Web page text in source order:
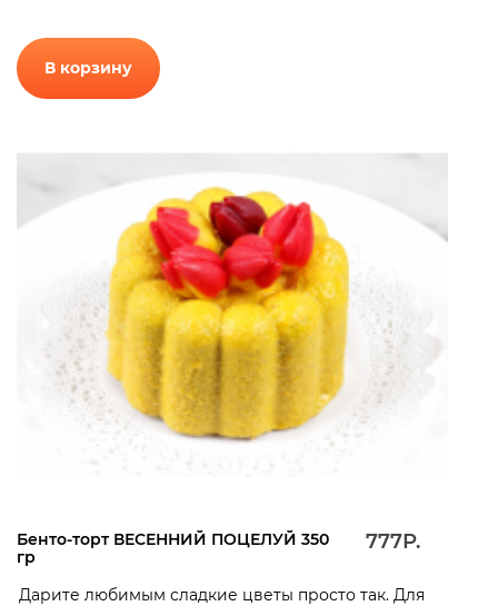
В корзину
Бенто-торт ВЕСЕННИЙ ПОЦЕЛУЙ 350
гр
777Р.
Дарите любимым сладкие цветы просто так. Для